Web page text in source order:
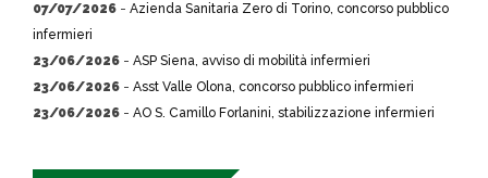
07/07/2026 - Azienda Sanitaria Zero di Torino, concorso pubblico
infermieri
23/06/2026 - ASP Siena, avviso di mobilità infermieri
23/06/2026 - Asst Valle Olona, concorso pubblico infermieri
23/06/2026 - AO S. Camillo Forlanini, stabilizzazione infermieri